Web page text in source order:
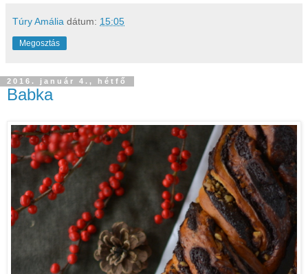
Túry Amália dátum: 15:05
Megosztás
2016. január 4., hétfő
Babka